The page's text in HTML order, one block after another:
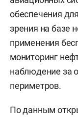
обеспечения
зрения на базе
применения
мониторинг
наблюдение за
периметров.
По данным